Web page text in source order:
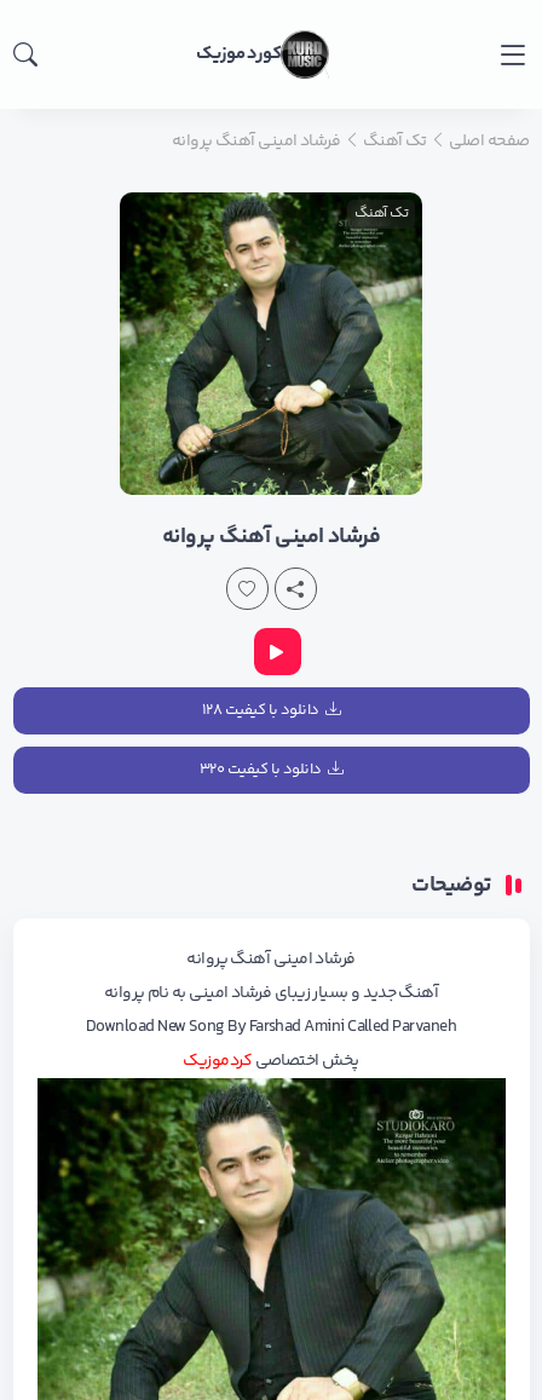
کورد موزیک
صفحه اصلی تک آهنگ فرشاد امینی آهنگ پروانه
تک آهنگ
فرشاد امینی آهنگ پروانه
دانلود با کیفیت ۱۲۸
دانلود با کیفیت ۳۲۰
توضیحات
فرشاد امینی آهنگ پروانه
آهنگ جدیدو بسیار زیبایفرشاد امینیبه نامپروانه
Download New SongByFarshad AminiCalledParvaneh
پخش اختصاصیکردموزیک